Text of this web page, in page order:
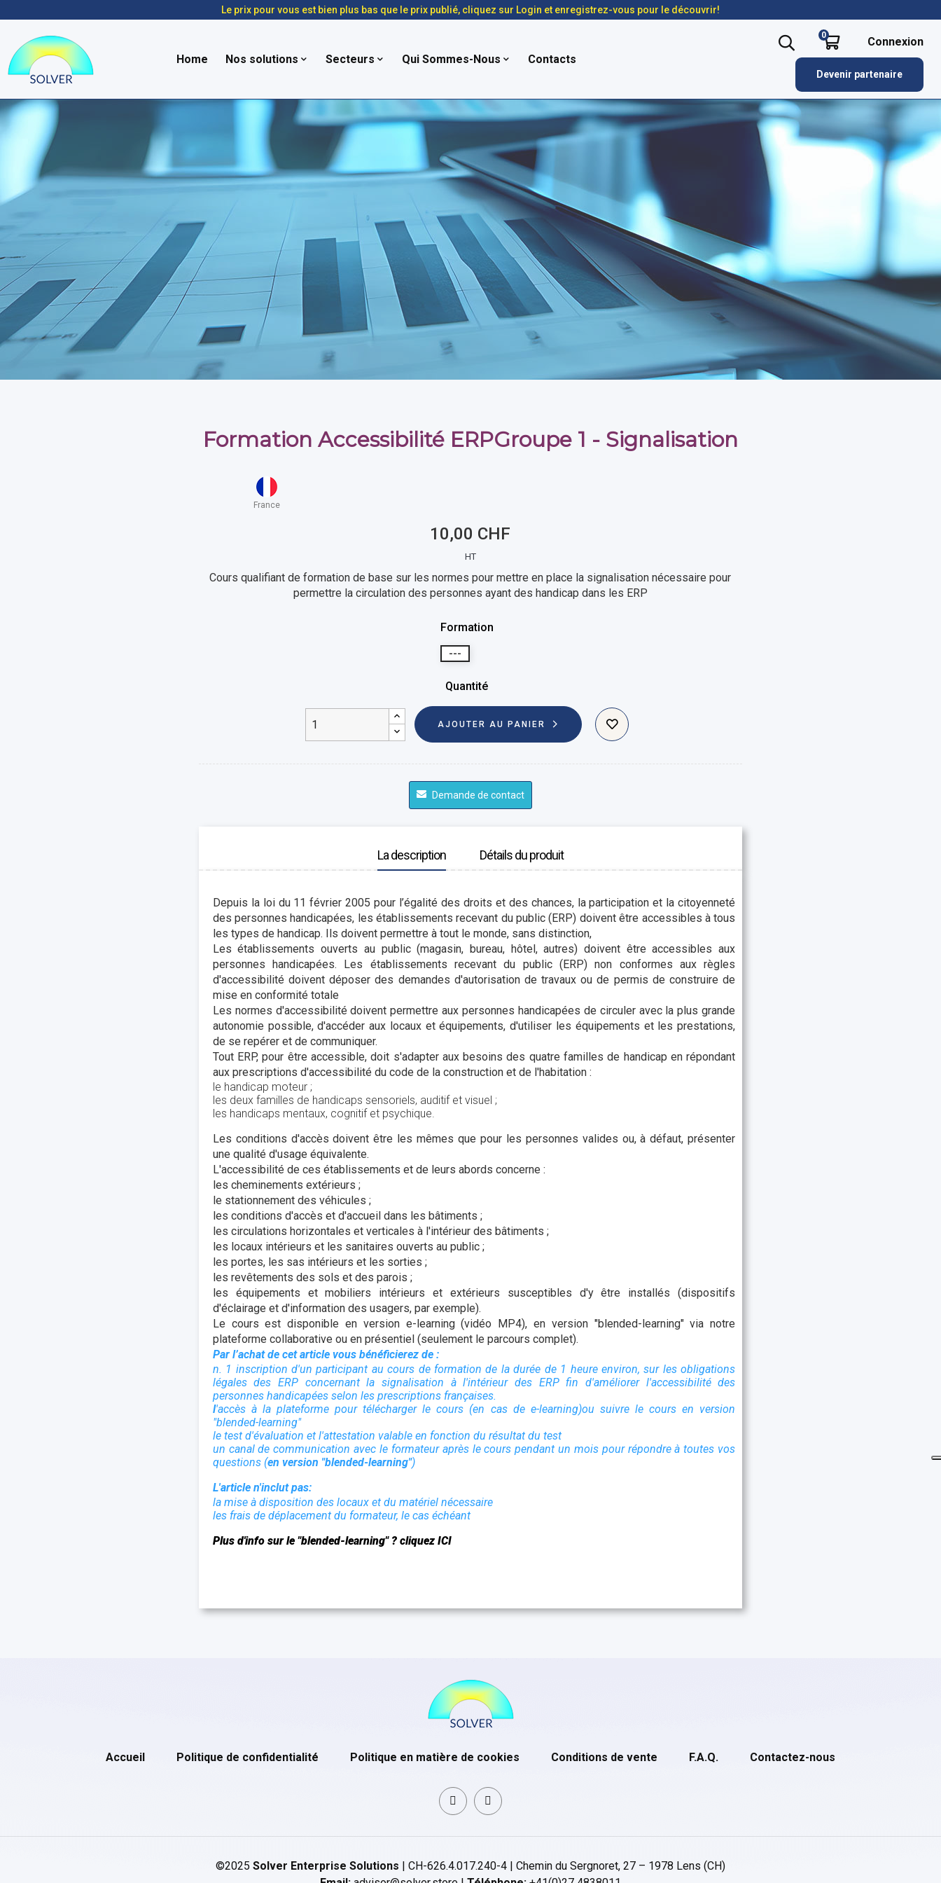
Le prix pour vous est bien plus bas que le prix publié, cliquez sur Login et enregistrez-vous pour le découvrir!
Home Nos solutions Secteurs Qui Sommes-Nous Contacts
0 Connexion
Devenir partenaire
Formation Accessibilité ERPGroupe 1 - Signalisation
France
10,00 CHF
HT
Cours qualifiant de formation de base sur les normes pour mettre en place la signalisation nécessaire pour
permettre la circulation des personnes ayant des handicap dans les ERP
Formation
---
Quantité
AJOUTER AU PANIER
Demande de contact
La description Détails du produit
Depuis la loi du 11 février 2005 pour l’égalité des droits et des chances, la participation et la citoyenneté
des personnes handicapées, les établissements recevant du public (ERP) doivent être accessibles à tous
les types de handicap. Ils doivent permettre à tout le monde, sans distinction,
Les établissements ouverts au public (magasin, bureau, hôtel, autres) doivent être accessibles aux
personnes handicapées. Les établissements recevant du public (ERP) non conformes aux règles
d'accessibilité doivent déposer des demandes d'autorisation de travaux ou de permis de construire de
mise en conformité totale
Les normes d'accessibilité doivent permettre aux personnes handicapées de circuler avec la plus grande
autonomie possible, d'accéder aux locaux et équipements, d'utiliser les équipements et les prestations,
de se repérer et de communiquer.
Tout ERP, pour être accessible, doit s'adapter aux besoins des quatre familles de handicap en répondant
aux prescriptions d'accessibilité du code de la construction et de l'habitation :
le handicap moteur ;
les deux familles de handicaps sensoriels, auditif et visuel ;
les handicaps mentaux, cognitif et psychique.
Les conditions d'accès doivent être les mêmes que pour les personnes valides ou, à défaut, présenter
une qualité d'usage équivalente.
L'accessibilité de ces établissements et de leurs abords concerne :
les cheminements extérieurs ;
le stationnement des véhicules ;
les conditions d'accès et d'accueil dans les bâtiments ;
les circulations horizontales et verticales à l'intérieur des bâtiments ;
les locaux intérieurs et les sanitaires ouverts au public ;
les portes, les sas intérieurs et les sorties ;
les revêtements des sols et des parois ;
les équipements et mobiliers intérieurs et extérieurs susceptibles d'y être installés (dispositifs
d'éclairage et d'information des usagers, par exemple).
Le cours est disponible en version e-learning (vidéo MP4), en version "blended-learning" via notre
plateforme collaborative ou en présentiel (seulement le parcours complet).
Par l’achat de cet article vous bénéficierez de :
n. 1 inscription d'un participant au cours de formation de la durée de 1 heure environ, sur les obligations
légales des ERP concernant la signalisation à l'intérieur des ERP fin d'améliorer l'accessibilité des
personnes handicapées selon les prescriptions françaises.
l'accès à la plateforme pour télécharger le cours (en cas de e-learning)ou suivre le cours en version
"blended-learning"
le test d'évaluation et l'attestation valable en fonction du résultat du test
un canal de communication avec le formateur après le cours pendant un mois pour répondre à toutes vos
questions (en version "blended-learning")
L'article n'inclut pas:
la mise à disposition des locaux et du matériel nécessaire
les frais de déplacement du formateur, le cas échéant
Plus d'info sur le "blended-learning" ? cliquez ICI
Accueil Politique de confidentialité Politique en matière de cookies Conditions de vente F.A.Q. Contactez-nous
©2025 Solver Enterprise Solutions | CH-626.4.017.240-4 | Chemin du Sergnoret, 27 – 1978 Lens (CH)